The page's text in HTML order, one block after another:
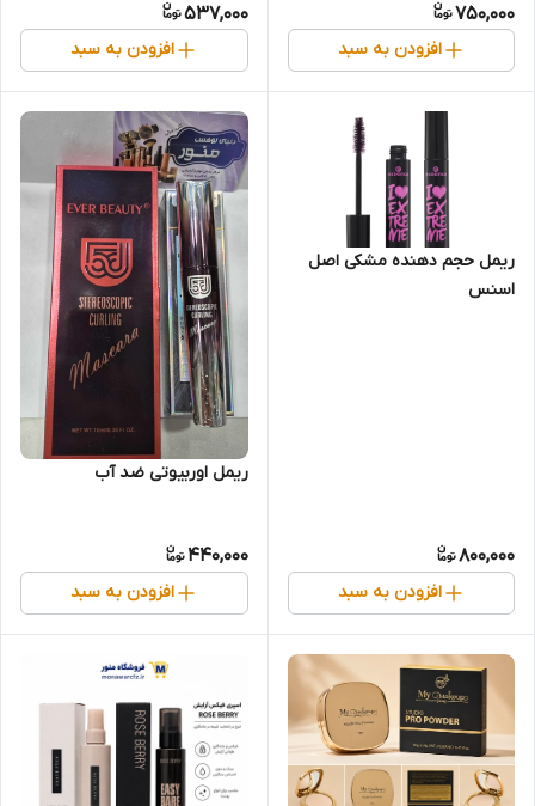
750,000
افزودن به سبد
537,000
افزودن به سبد
ریمل حجم دهنده مشکی اصل
اسنس
800,000
افزودن به سبد
ریمل اوربیوتی ضد آب
440,000
افزودن به سبد